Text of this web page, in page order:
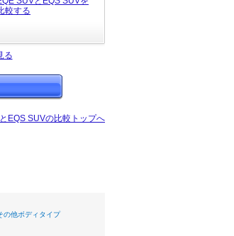
較する
る
EQS SUVの比較トップへ
の他ボディタイプ